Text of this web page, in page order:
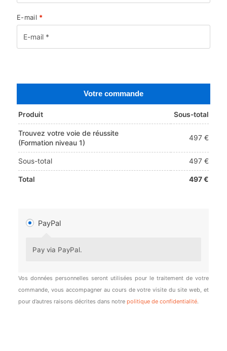
E-mail *
Votre commande
Produit Sous-total
Trouvez votre voie de réussite
(Formation niveau 1)
497 €
Sous-total 497 €
Total 497€
PayPal
Pay via PayPal.
Vos données personnelles seront utilisées pour le traitement de votre
commande, vous accompagner au cours de votre visite du site web, et
pour d’autres raisons décrites dans notre politique de confidentialité.